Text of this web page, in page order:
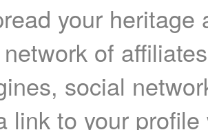
your heritage
network of
social
link to your